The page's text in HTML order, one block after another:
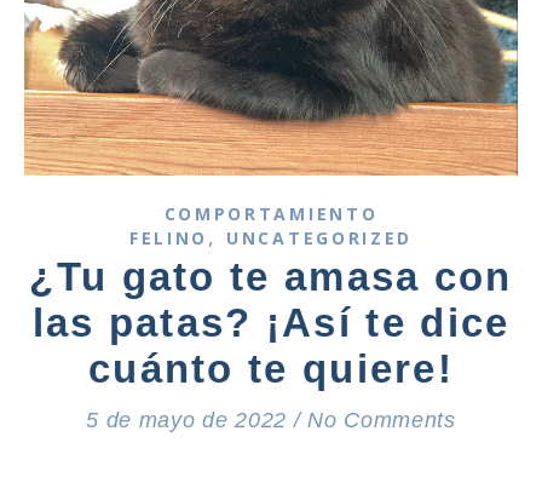
COMPORTAMIENTO
FELINO , UNCATEGORIZED
¿Tu gato te amasa con
las patas? ¡Así te dice
cuánto te quiere!
5 de mayo de 2022 / No Comments